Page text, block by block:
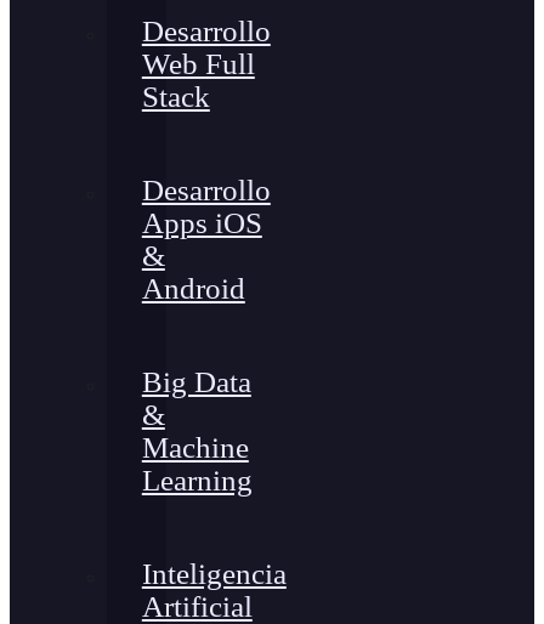
Desarrollo
Web Full
Stack
Desarrollo
Apps iOS
&
Android
Big Data
&
Machine
Learning
Inteligencia
Artificial